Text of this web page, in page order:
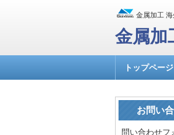
金属加工
金属加
トップページ
お問い
問い合わせフ